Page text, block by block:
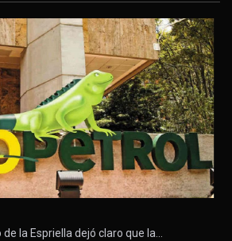
la Espriella dejó claro que la…